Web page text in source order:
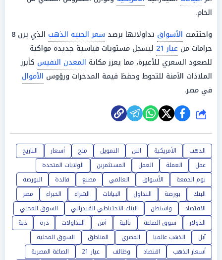
الخام.
واختتمت الأسواق تداولاتها برصد سعر الجنيه الذهب
الذي يزن 8
جرامات من عيار 21
ليسجل مستويات قياسية جديدة مواكبة
للصعود السعري للأعيرة، مما يعزز مكانة المعدن النفيس كأبرز
الملاذات الآمنة للتحوط وحفظ قيمة المدخرات ورؤوس الأموال
في مصر.
شارك
الذهب الأمريكية البن التمويل ملح أسعار
التاريخ
عمل
العملة العمل المستثمرين
الولايات المتحدة
يوم الجمعة
الأسواق العالمي مصنع فائدة
البورصة
البنك
بورصة التداول البيانات الشراء الخبراء
مصر
الاقتصاد
واشنطن البنك الاحتياطي الفيدرالي
السوق المحلي
الدولار
سوق الصاغة تألية أمن التداولات درة
دية
آبل
الذهب عالميا المصري المناطق
السوق المحلية
أسعار الذهب
اقتصاد وظائف عيار 21
الصاغة المصرية